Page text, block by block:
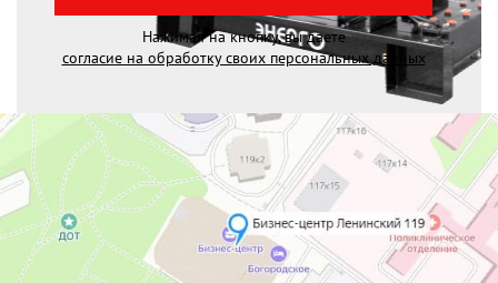
Нажимая на кнопку, вы даете
согласие на обработку своих персональных данных